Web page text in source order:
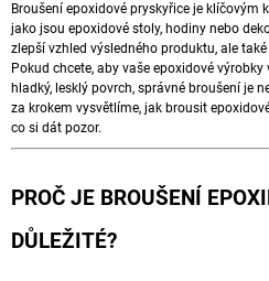
Broušení epoxidové pryskyřice je
jako jsou epoxidové stoly, hodiny nebo
zlepší vzhled výsledného produktu, ale
Pokud chcete, aby vaše epoxidové
hladký, lesklý povrch, správné broušení je
za krokem vysvětlíme, jak brousit
co si dát pozor.
PROČ JE BROUŠENÍ
DŮLEŽITÉ?
E
T
E
N
A
Í
T
?